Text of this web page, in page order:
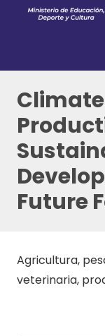
Future
Agricultura,
veterinaria,